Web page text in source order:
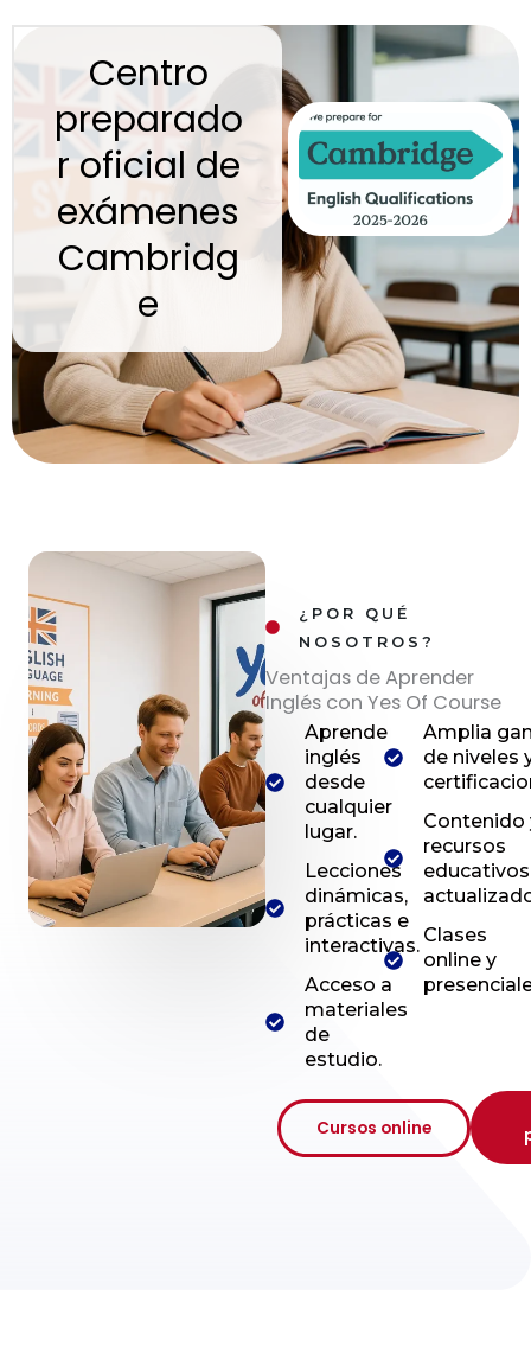
Centro
preparado
r oficial de
exámenes
Cambridg
e
¿POR QUÉ
NOSOTROS?
Ventajas de Aprender
Inglés con Yes Of Course
Aprende
inglés
desde
cualquier
lugar.
Lecciones
dinámicas,
prácticas e
interactivas.
Acceso a
materiales
de
estudio.
Amplia
de niveles
Contenido
recursos
educativos
Clases
online y
Cursos online